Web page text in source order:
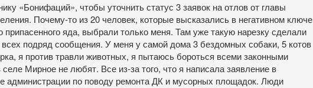
«Бонифаций», чтобы уточнить статус 3 заявок на отлов от главы
Почему-то из 20 человек, которые высказались в негативном ключе
яда, выбрали только меня. Там уже такую нарезку сделали
подряд сообщения. У меня у самой дома 3 бездомных собаки, 5 котов
я против травли животных, я пытаюсь бороться всеми законными
Мирное не любят. Все из-за того, что я написала заявление в
администрации по поводу ремонта ДК и мусорных площадок. Люди